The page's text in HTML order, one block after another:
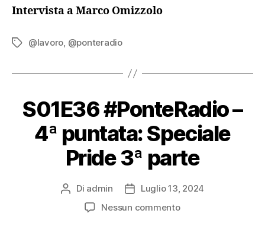
Spotify Stitcher
RSS FEED
Intervista a Marco Omizzolo
Tag @lavoro, @ponteradio
S01E36 #PonteRadio –
4ª puntata: Speciale
Pride 3ª parte
Autore
articolo
Di admin
Data
dell'articolo
Luglio 13, 2024
Nessun commentosu